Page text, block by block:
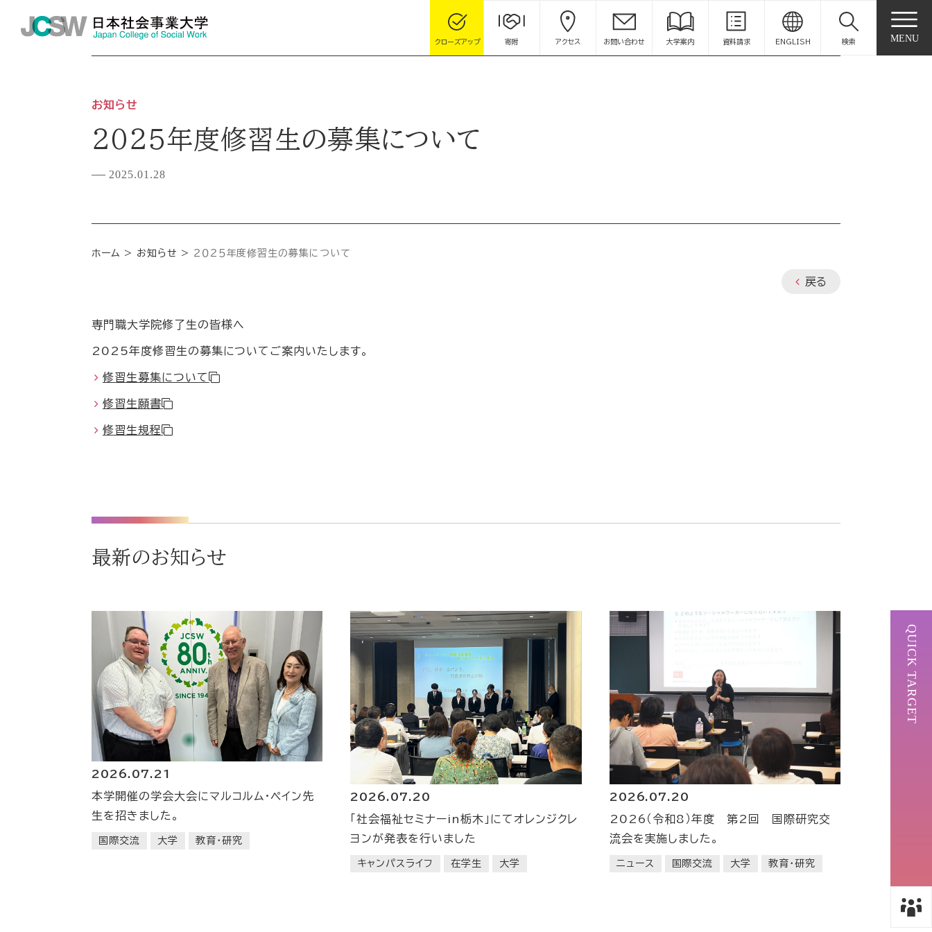
クローズアップ 寄附 アクセス お問い合わせ 大学案内 資料請求 ENGLISH 検索 MENU
QUICK TARGET
お知らせ
２０２５年度修習生の募集について
2025.01.28
ホーム お知らせ ２０２５年度修習生の募集について
戻る
専門職大学院修了 生の皆様へ
2025年度修習生の募集についてご案内いたします。
修習生募集について
修習生願書
修習生規程
最新のお知らせ
2026.07.21
本学開催の学会大会にマルコルム・ペイン先
生を招きました。
国際交流 大学 教育・研究
2026.07.20
「社会福祉セミナーin栃木」にてオレンジクレ
ヨンが発表を行いました
キャンパスライフ 在学生 大学
2026.07.20
2026（令和8）年度 第2回 国際研究交
流会を実施しました。
ニュース 国際交流 大学 教育・研究